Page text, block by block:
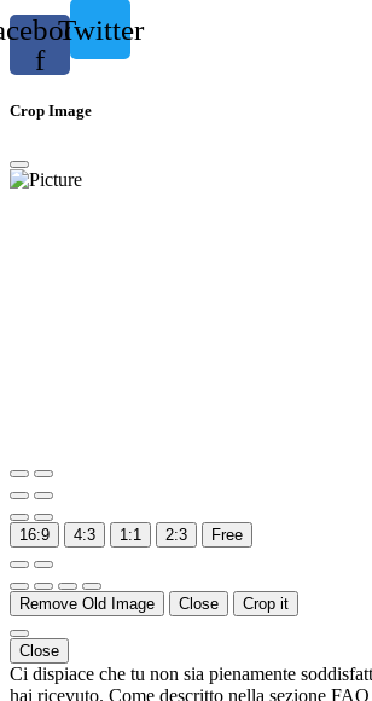
f
Twitter
Crop Image
16:9 4:3 1:1 2:3 Free
Remove Old Image Close Crop it
Close
Ci dispiace che tu non sia pienamente
hai ricevuto. Come descritto nella sezione FAQ